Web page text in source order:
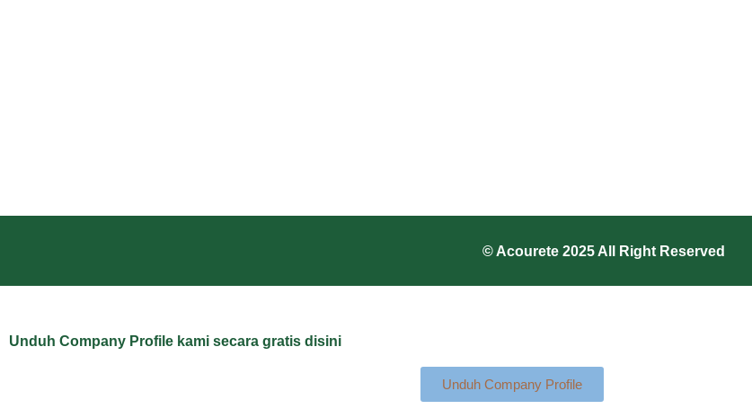
© Acourete 2025 All Right Reserved
Unduh Company Profile kami secara gratis disini
Unduh Company Profile